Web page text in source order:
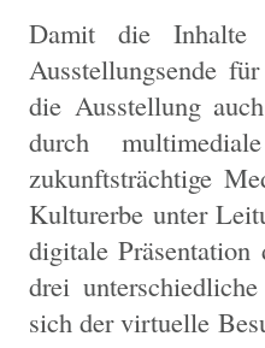
Damit die Inhalte
Ausstellungsende
die Ausstellung
durch
zukunftsträchtige
Kulturerbe unter
digitale
drei
sich der virtuelle